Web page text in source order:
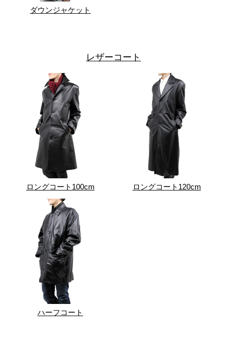
ダウンジャケット
レザーコート
ロングコート100cm ロングコート120cm
ハーフコート